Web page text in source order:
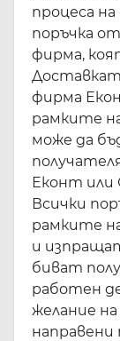
процеса
поръчка
фирма,
фирма
рамките
може да
Еконт или
Всички
рамките
и
биват
работен
желание
направени